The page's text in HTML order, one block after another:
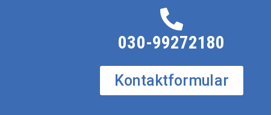
030-99272180
Kontaktformular